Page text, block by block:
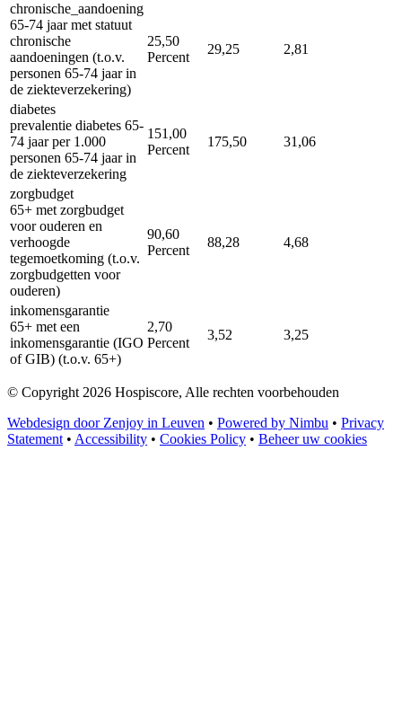
chronische_aandoening
65-74 jaar met statuut
chronische
aandoeningen (t.o.v.
personen 65-74 jaar in
de ziekteverzekering)
25,50
Percent
29,25 2,81
diabetes
prevalentie diabetes 65-
74 jaar per 1.000
personen 65-74 jaar in
de ziekteverzekering
151,00
Percent
175,50 31,06
zorgbudget
65+ met zorgbudget
voor ouderen en
verhoogde
tegemoetkoming (t.o.v.
zorgbudgetten voor
ouderen)
90,60
Percent
88,28 4,68
inkomensgarantie
65+ met een
inkomensgarantie (IGO
of GIB) (t.o.v. 65+)
2,70
Percent
3,52 3,25
© Copyright 2026 Hospiscore, Alle rechten voorbehouden
Webdesign door Zenjoy in Leuven • Powered by Nimbu • Privacy
Statement • Accessibility • Cookies Policy • Beheer uw cookies